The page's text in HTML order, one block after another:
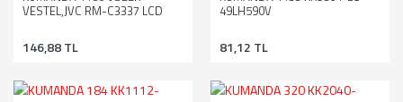
VESTEL,JVC RM-C3337 LCD
146,88 TL
49LH590V
81,12 TL